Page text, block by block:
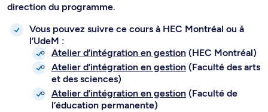
direction du programme.
Vous pouvez suivre ce cours à HEC Montréal ou à
l’UdeM :
Atelier d’intégration en gestion (HEC Montréal)
Atelier d’intégration en gestion (Faculté des arts
et des sciences)
Atelier d’intégration en gestion (Faculté de
l’éducation permanente)